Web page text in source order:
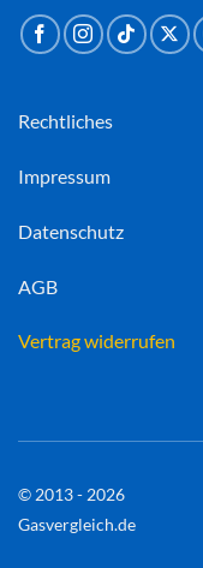
Rechtliches
Impressum
Datenschutz
AGB
Vertrag widerrufen
© 2013 - 2026
Gasvergleich.de